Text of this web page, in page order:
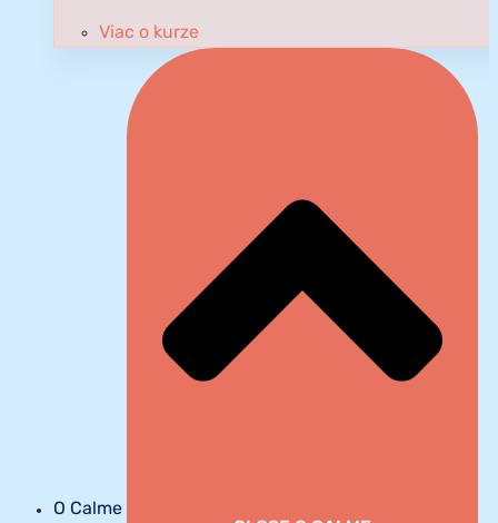
Viac o kurze
O Calme